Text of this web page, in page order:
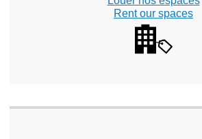
Rent our spaces